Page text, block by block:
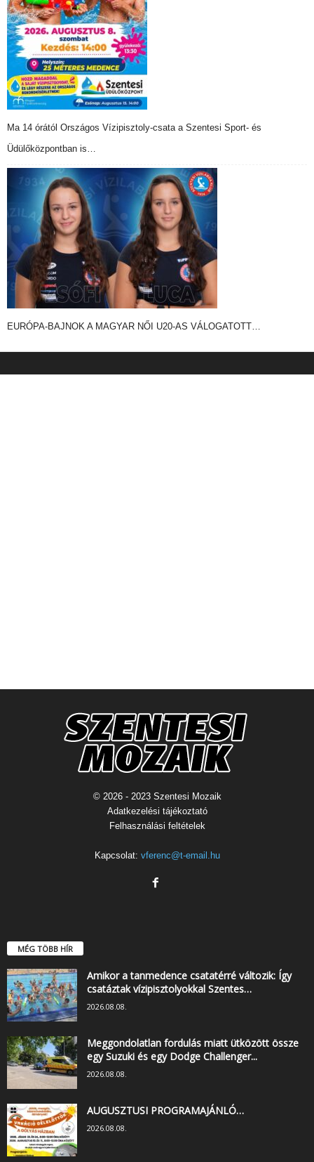
Ma 14 órától Országos Vízipisztoly-csata a Szentesi Sport- és
Üdülőközpontban is…
EURÓPA-BAJNOK A MAGYAR NŐI U20-AS VÁLOGATOTT…
© 2026 - 2023 Szentesi Mozaik
Adatkezelési tájékoztató
Felhasználási feltételek
Kapcsolat: vferenc@t-email.hu
MÉG TÖBB HÍR
Amikor a tanmedence csatatérré változik: Így
csatáztak vízipisztolyokkal Szentes…
2026.08.08.
Meggondolatlan fordulás miatt ütközött össze
egy Suzuki és egy Dodge Challenger...
2026.08.08.
AUGUSZTUSI PROGRAMAJÁNLÓ…
2026.08.08.